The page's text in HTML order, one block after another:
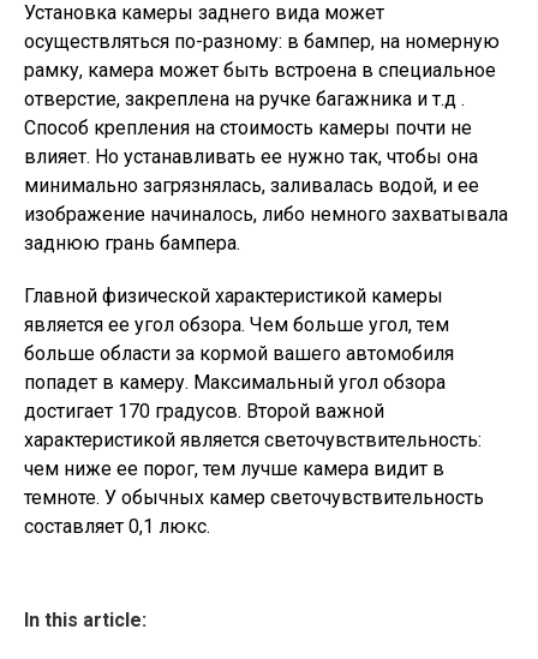
Установка камеры заднего вида может
осуществляться по-разному: в бампер, на номерную
рамку, камера может быть встроена в специальное
отверстие, закреплена на ручке багажника и т.д .
Способ крепления на стоимость камеры почти не
влияет. Но устанавливать ее нужно так, чтобы она
минимально загрязнялась, заливалась водой, и ее
изображение начиналось, либо немного захватывала
заднюю грань бампера.
Главной физической характеристикой камеры
является ее угол обзора. Чем больше угол, тем
больше области за кормой вашего автомобиля
попадет в камеру. Максимальный угол обзора
достигает 170 градусов. Второй важной
характеристикой является светочувствительность:
чем ниже ее порог, тем лучше камера видит в
темноте. У обычных камер светочувствительность
составляет 0,1 люкс.
In this article: